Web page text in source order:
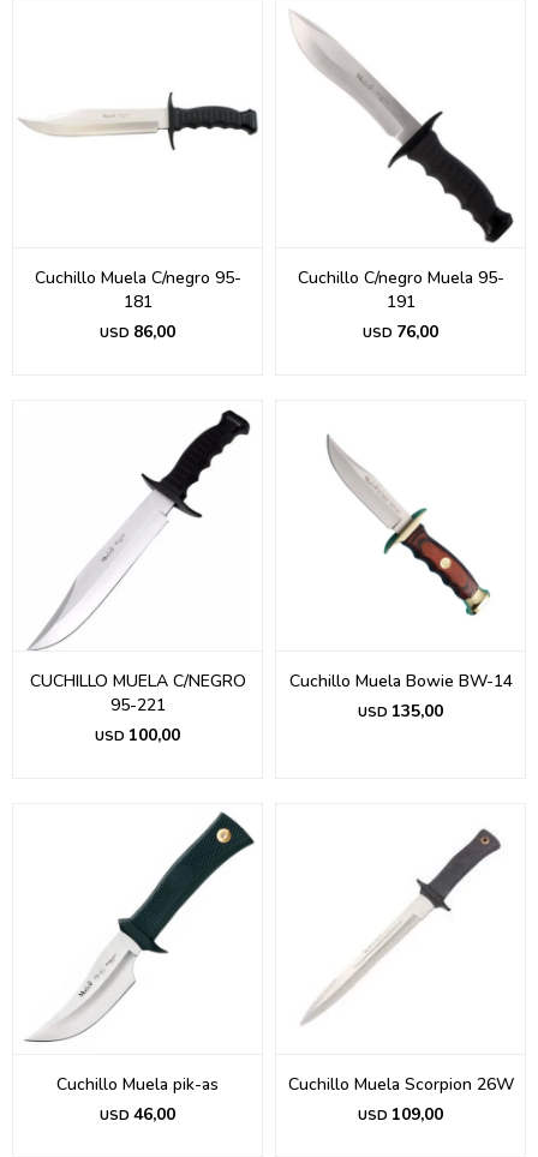
Cuchillo Muela C/negro 95-
181
USD 86,00
Cuchillo C/negro Muela 95-
191
USD 76,00
CUCHILLO MUELA C/NEGRO
95-221
USD 100,00
Cuchillo Muela Bowie BW-14
USD 135,00
Cuchillo Muela pik-as
USD 46,00
Cuchillo Muela Scorpion 26W
USD 109,00